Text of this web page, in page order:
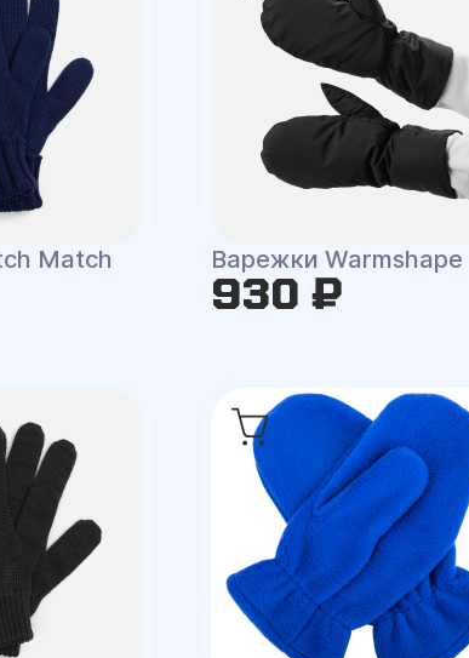
Match Варежки Warmshape
930 ₽